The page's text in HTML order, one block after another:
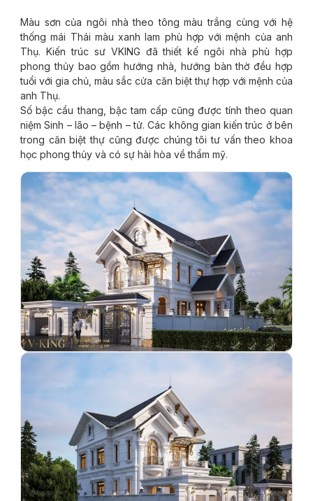
Màu sơn của ngôi nhà theo tông màu trắng cùng với hệ
thống mái Thái màu xanh lam phù hợp với mệnh của anh
Thụ. Kiến trúc sư VKING đã thiết kế ngôi nhà phù hợp
phong thủy bao gồm hướng nhà, hướng bàn thờ đều hợp
tuổi với gia chủ, màu sắc cửa căn biệt thự hợp với mệnh của
anh Thụ.
Số bậc cầu thang, bậc tam cấp cũng được tính theo quan
niệm Sinh – lão – bệnh – tử. Các không gian kiến trúc ở bên
trong căn biệt thự cũng được chúng tôi tư vấn theo khoa
học phong thủy và có sự hài hòa về thẩm mỹ.